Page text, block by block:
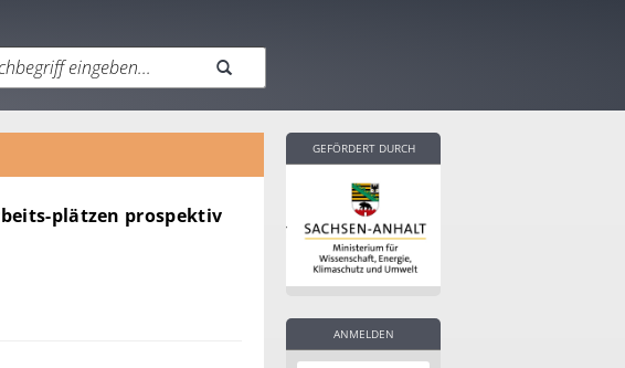
plätzen prospektiv
GEFÖRDERT DURCH
ANMELDEN